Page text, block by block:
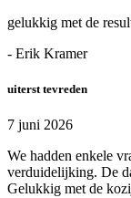
gelukkig met de
- Erik Kramer
uiterst tevreden
7 juni 2026
We hadden enkele
verduidelijking. De
Gelukkig met de